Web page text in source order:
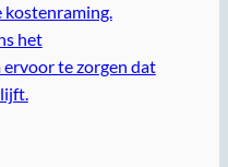
het
te zorgen dat